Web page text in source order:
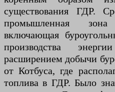
существования ГДР.
промышленная
включающая
производства
расширением добычи
от Котбуса, где
топлива в ГДР. Было